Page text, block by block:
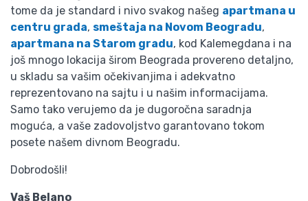
tome da je standard i nivo svakog našeg apartmana u
centru grada, smeštaja na Novom Beogradu,
apartmana na Starom gradu, kod Kalemegdana i na
još mnogo lokacija širom Beograda provereno detaljno,
u skladu sa vašim očekivanjima i adekvatno
reprezentovano na sajtu i u našim informacijama.
Samo tako verujemo da je dugoročna saradnja
moguća, a vaše zadovoljstvo garantovano tokom
posete našem divnom Beogradu.
Dobrodošli!
Vaš Belano